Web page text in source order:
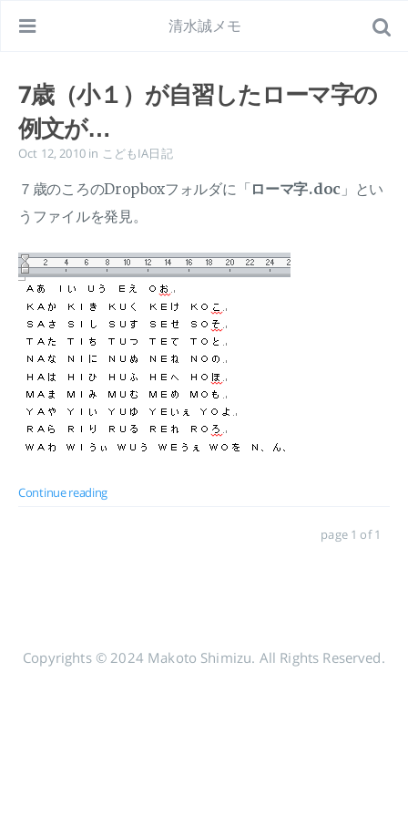
清水誠メモ
7歳（小１）が自習したローマ字の
例文が…
Oct 12, 2010 in こどもIA日記
７歳のころのDropboxフォルダに「 ローマ字.doc 」とい
うファイルを発見。
Continue reading
page 1 of 1
Copyrights © 2024 Makoto Shimizu. All Rights Reserved.